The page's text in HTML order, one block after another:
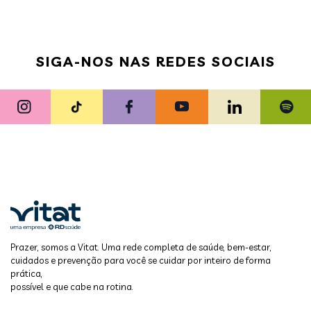
SIGA-NOS NAS REDES SOCIAIS
Prazer, somos a Vitat. Uma rede completa de saúde, bem-estar,
cuidados e prevenção para você se cuidar por inteiro de forma
prática,
possível e que cabe na rotina.